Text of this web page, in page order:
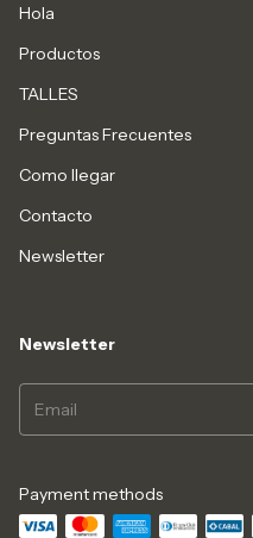
Hola
Productos
TALLES
Preguntas Frecuentes
Como llegar
Contacto
Newsletter
Newsletter
Payment methods